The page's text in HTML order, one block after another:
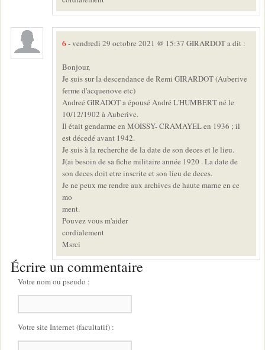
6 - vendredi 29 octobre 2021 @ 15:37 GIRARDOT a dit :
Bonjour,
Je suis sur la descendance de Remi GIRARDOT (Auberive
ferme d'acquenove etc)
Andreé GIRADOT a épousé André L'HUMBERT né le
10/12/1902 à Auberive.
Il était gendarme en MOISSY- CRAMAYEL en 1936 ; il
est décedé avant 1942.
Je suis à la recherche de la date de son deces et le lieu.
J(ai besoin de sa fiche militaire année 1920 . La date de
son deces doit etre inscrite et son lieu de deces.
Je ne peux me rendre aux archives de haute marne en ce
mo
ment.
Pouvez vous m'aider
cordialement
Msrci
Écrire un commentaire
Votre nom ou pseudo :
Votre site Internet (facultatif) :